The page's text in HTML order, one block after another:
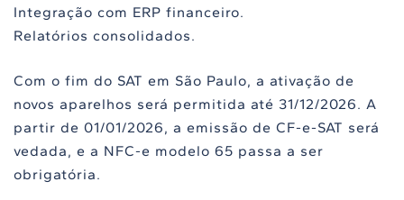
Integração com ERP financeiro.
Relatórios consolidados.
Com o fim do SAT em São Paulo, a ativação de
novos aparelhos será permitida até 31/12/2026. A
partir de 01/01/2026, a emissão de CF-e-SAT será
vedada, e a NFC-e modelo 65 passa a ser
obrigatória.